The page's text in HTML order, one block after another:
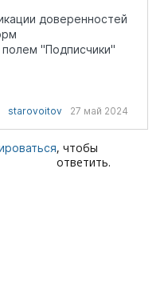
доверенностей
"Подписчики"
starovoitov 27 май 2024
, чтобы
ответить.